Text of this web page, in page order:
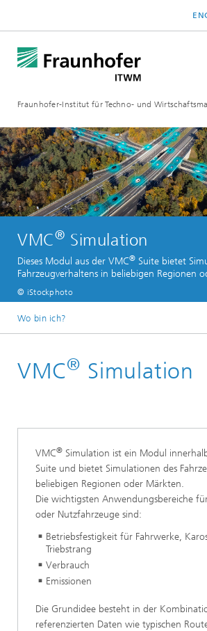
Fraunhofer-Institut für Techno- und
VMC® Simulation
Dieses Modul aus der VMC® Suite bietet
Fahrzeugverhaltens in beliebigen Regionen
© iStockphoto
Wo bin ich?
Abteilungen und Bereiche
VMC Virtuelle Messkampagne
VMC® Simulation
VMC® Simulation ist ein Modul
Suite und bietet Simulationen des
beliebigen Regionen oder Märkten.
Die wichtigsten Anwendungsbereiche
oder Nutzfahrzeuge sind:
Betriebsfestigkeit für Fahrwerke,
Triebstrang
Verbrauch
Emissionen
Die Grundidee besteht in der
referenzierten Daten wie typischen